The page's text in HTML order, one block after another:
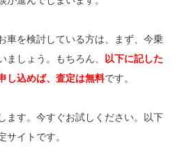
車を検討している方は、まず、今乗
ましょう。もちろん、
以下に記した
し込めば、査定は無料です。
ます。今すぐお試しください。以下
サイトです。